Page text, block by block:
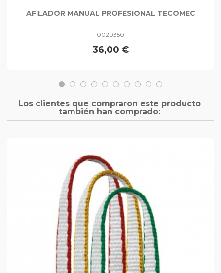
AFILADOR MANUAL PROFESIONAL TECOMEC
0020350
36,00 €
Los clientes que compraron este producto
también han comprado: